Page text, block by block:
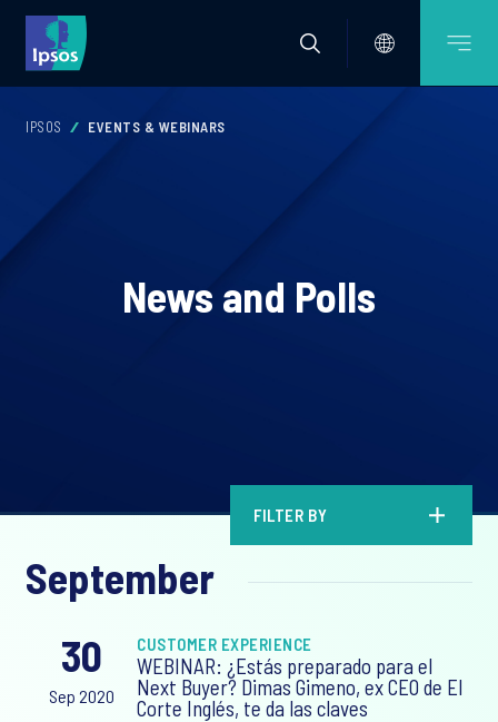
IPSOS EVENTS & WEBINARS
News and Polls
FILTER BY
September
30
Sep 2020
CUSTOMER EXPERIENCE
WEBINAR: ¿Estás preparado para el
Next Buyer? Dimas Gimeno, ex CEO de El
Corte Inglés, te da las claves